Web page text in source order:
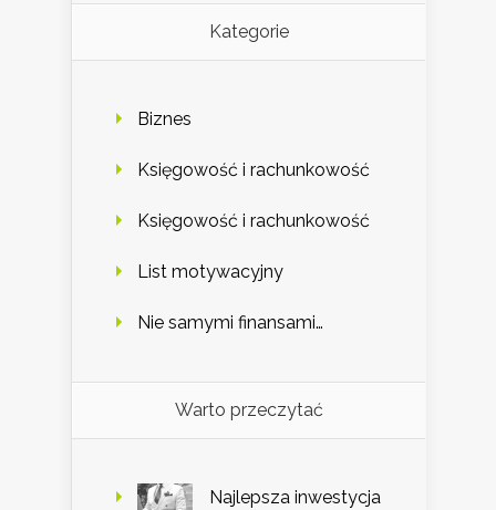
Kategorie
Biznes
Księgowość i rachunkowość
Księgowość i rachunkowość
List motywacyjny
Nie samymi finansami…
Warto przeczytać
Najlepsza inwestycja